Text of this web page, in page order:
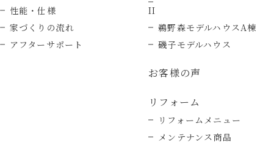
性能・仕様
家づくりの流れ
アフターサポート
II
鵜野森モデルハウスA棟
磯子モデルハウス
お客様の声
リフォーム
リフォームメニュー
メンテナンス商品